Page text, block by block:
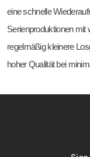
eine schnelle
Serienproduktionen mit
regelmäßig kleinere
hoher Qualität bei